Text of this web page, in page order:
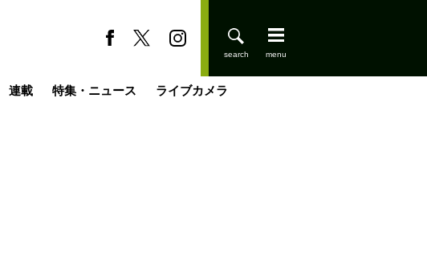
連載 特集・ニュース ライブカメラ